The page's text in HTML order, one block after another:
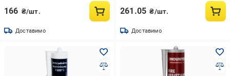
166 ₴/шт.
Доставимо
261.05 ₴/шт.
Доставимо